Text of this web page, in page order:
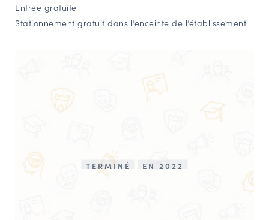
Entrée gratuite
Stationnement gratuit dans l’enceinte de l’établissement.
TERMINÉ EN 2022